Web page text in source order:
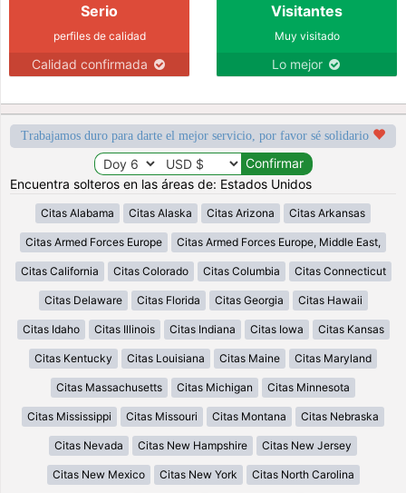
Serio
perfiles de calidad
Calidad confirmada
Visitantes
Muy visitado
Lo mejor
Trabajamos duro para darte el mejor servicio, por favor sé solidario
Encuentra solteros en las áreas de: Estados Unidos
Citas Alabama Citas Alaska Citas Arizona Citas Arkansas
Citas Armed Forces Europe Citas Armed Forces Europe, Middle East,
Citas California Citas Colorado Citas Columbia Citas Connecticut
Citas Delaware Citas Florida Citas Georgia Citas Hawaii
Citas Idaho Citas Illinois Citas Indiana Citas Iowa Citas Kansas
Citas Kentucky Citas Louisiana Citas Maine Citas Maryland
Citas Massachusetts Citas Michigan Citas Minnesota
Citas Mississippi Citas Missouri Citas Montana Citas Nebraska
Citas Nevada Citas New Hampshire Citas New Jersey
Citas New Mexico Citas New York Citas North Carolina